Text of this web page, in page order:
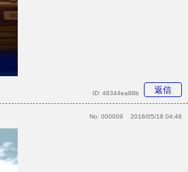
返信
ID: 48344ea88b
No: 000009 2016/05/18 04:48